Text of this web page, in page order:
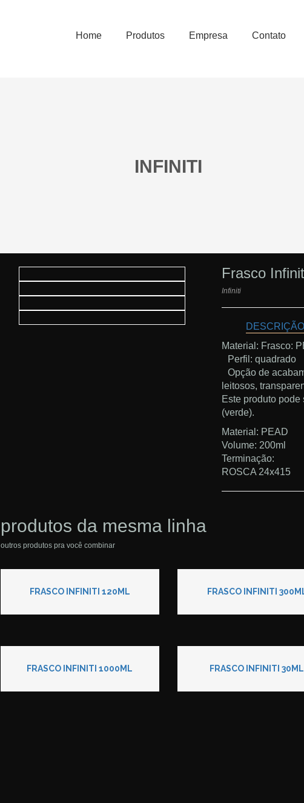
Home Produtos Empresa Contato
INFINITI
Frasco
Infiniti
DESCRIÇÃO
Material: Frasco:
Perfil: quadrado
Opção de
leitosos,
Este produto
(verde).
Material: PEAD
Volume: 200ml
Terminação:
ROSCA 24x415
produtos da mesma linha
outros produtos pra você combinar
FRASCO INFINITI 120ML FRASCO INFINITI
FRASCO INFINITI 1000ML FRASCO INFINITI 30ML